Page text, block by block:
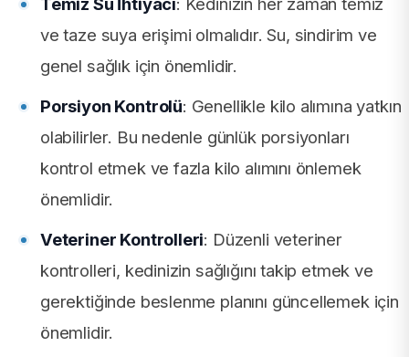
ve taze suya erişimi olmalıdır. Su, sindirim ve
genel sağlık için önemlidir.
Porsiyon Kontrolü: Genellikle kilo alımına yatkın
olabilirler. Bu nedenle günlük porsiyonları
kontrol etmek ve fazla kilo alımını önlemek
önemlidir.
Veteriner Kontrolleri: Düzenli veteriner
kontrolleri, kedinizin sağlığını takip etmek ve
gerektiğinde beslenme planını güncellemek için
önemlidir.